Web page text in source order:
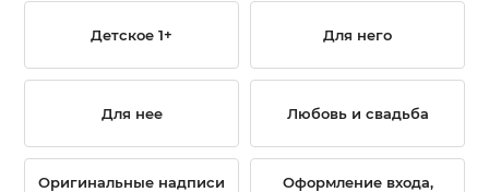
Детское 1+ Для него
Для нее Любовь и свадьба
Оригинальные надписи
Оформление входа,